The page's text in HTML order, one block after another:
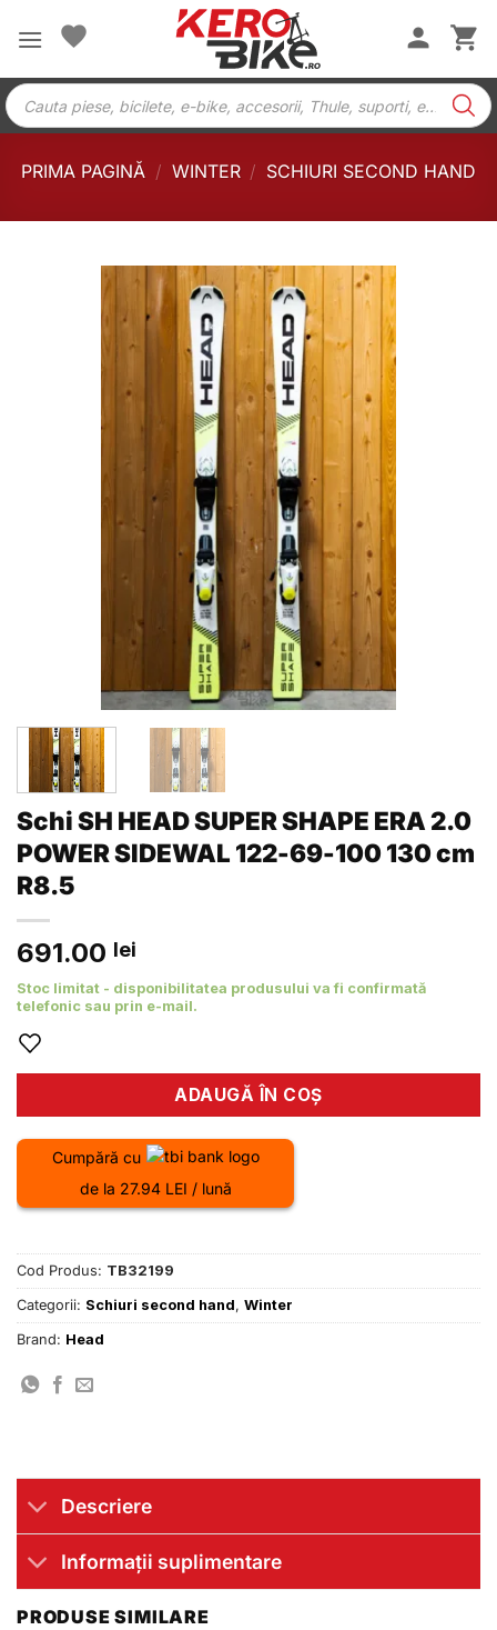
Products
search
PRIMA PAGINĂ / WINTER / SCHIURI SECOND HAND
Schi SH HEAD SUPER SHAPE ERA 2.0
POWER SIDEWAL 122-69-100 130 cm
R8.5
691.00 lei
Stoc limitat - disponibilitatea produsului va fi confirmată
telefonic sau prin e-mail.
ADAUGĂ ÎN COȘ
Cumpără cu
de la 27.94 LEI / lună
Cod Produs: TB32199
Categorii: Schiuri second hand, Winter
Brand: Head
Descriere
Informații suplimentare
PRODUSE SIMILARE